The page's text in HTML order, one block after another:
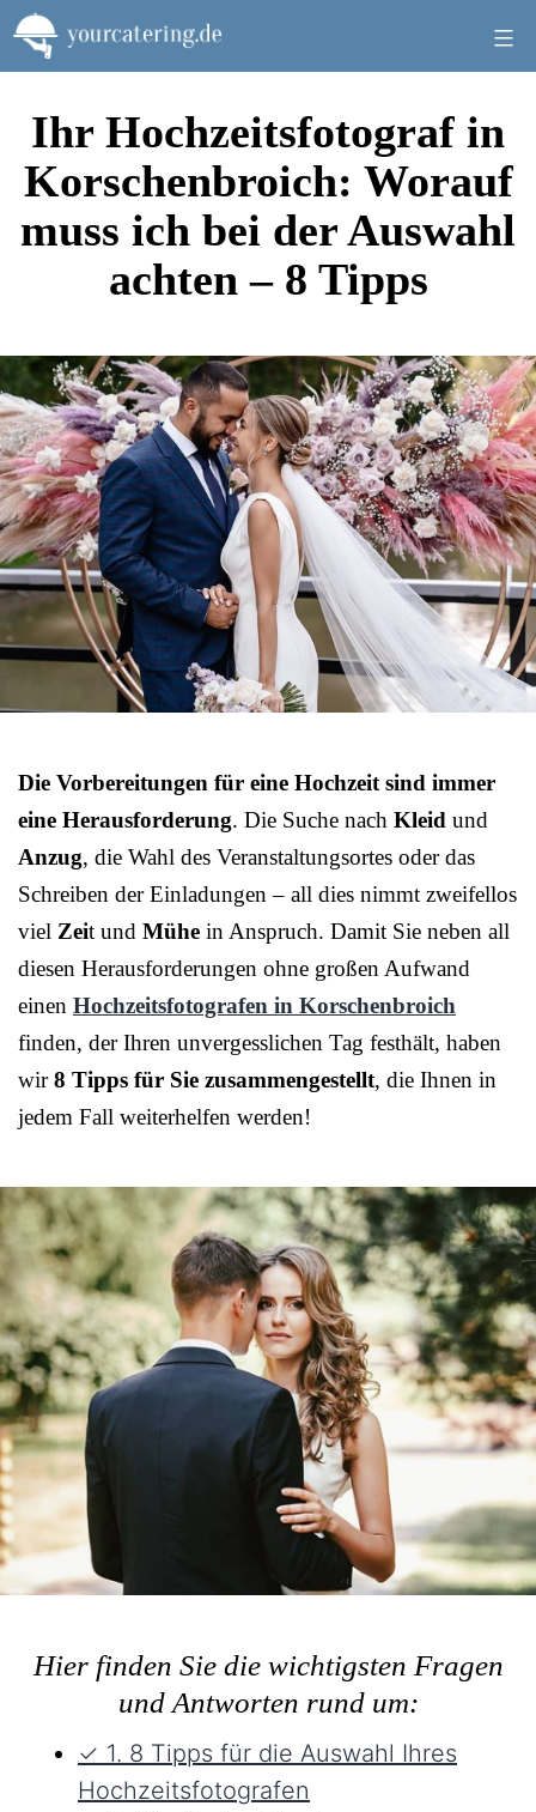
Zum
Inhalt
springen
Ihr Hochzeitsfotograf in
Korschenbroich: Worauf
muss ich bei der Auswahl
achten – 8 Tipps
Die Vorbereitungen für eine Hochzeit sind immer
eine Herausforderung. Die Suche nach Kleid und
Anzug, die Wahl des Veranstaltungsortes oder das
Schreiben der Einladungen – all dies nimmt zweifellos
viel Zeit und Mühe in Anspruch. Damit Sie neben all
diesen Herausforderungen ohne großen Aufwand
einen Hochzeitsfotografen in Korschenbroich
finden, der Ihren unvergesslichen Tag festhält, haben
wir8 Tipps für Sie zusammengestellt, die Ihnen in
jedem Fall weiterhelfen werden!
Hier finden Sie die wichtigsten Fragen
und Antworten rund um:
✓ 1. 8 Tipps für die Auswahl Ihres
Hochzeitsfotografen